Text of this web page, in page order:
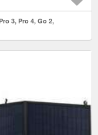
3, Pro 4, Go 2,